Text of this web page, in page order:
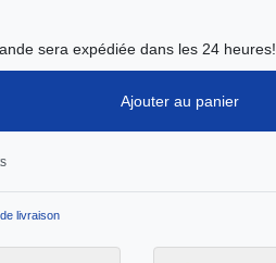
sera expédiée dans les 24 heures!
Ajouter au panier
livraison